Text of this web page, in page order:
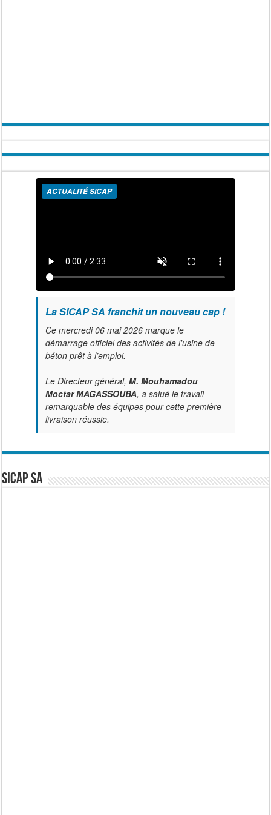
ACTUALITÉ SICAP
La SICAP SA franchit un nouveau cap !
Ce mercredi 06 mai 2026 marque le
démarrage officiel des activités de l'usine de
béton prêt à l’emploi.
Le Directeur général, M. Mouhamadou
Moctar MAGASSOUBA, a salué le travail
remarquable des équipes pour cette première
livraison réussie.
SICAP SA